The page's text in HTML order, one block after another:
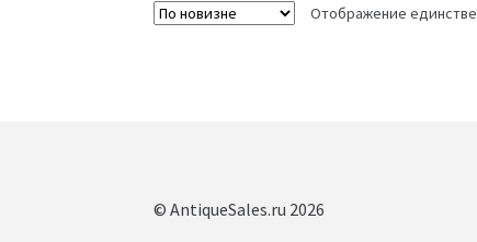
Отображение
© AntiqueSales.ru 2026